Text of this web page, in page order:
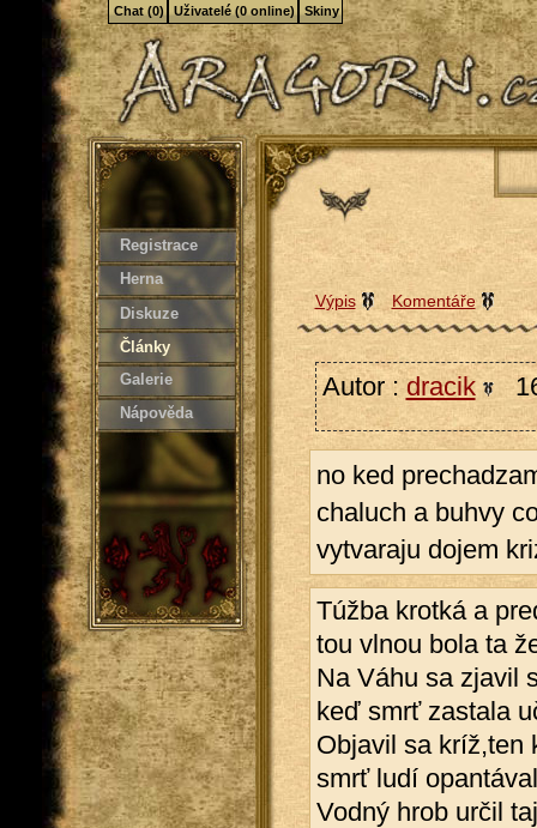
Registrace
Herna
Diskuze
Články
Galerie
Nápověda
Výpis Komentáře
Autor : dracik
no ked
chaluch a buhvy
vytvaraju dojem
Túžba krotká a
tou vlnou bola ta
Na Váhu sa zjavil
keď smrť zastala
Objavil sa kríž,ten
smrť ludí
Vodný hrob určil
Chat (0) Uživatelé (0 online) Skiny